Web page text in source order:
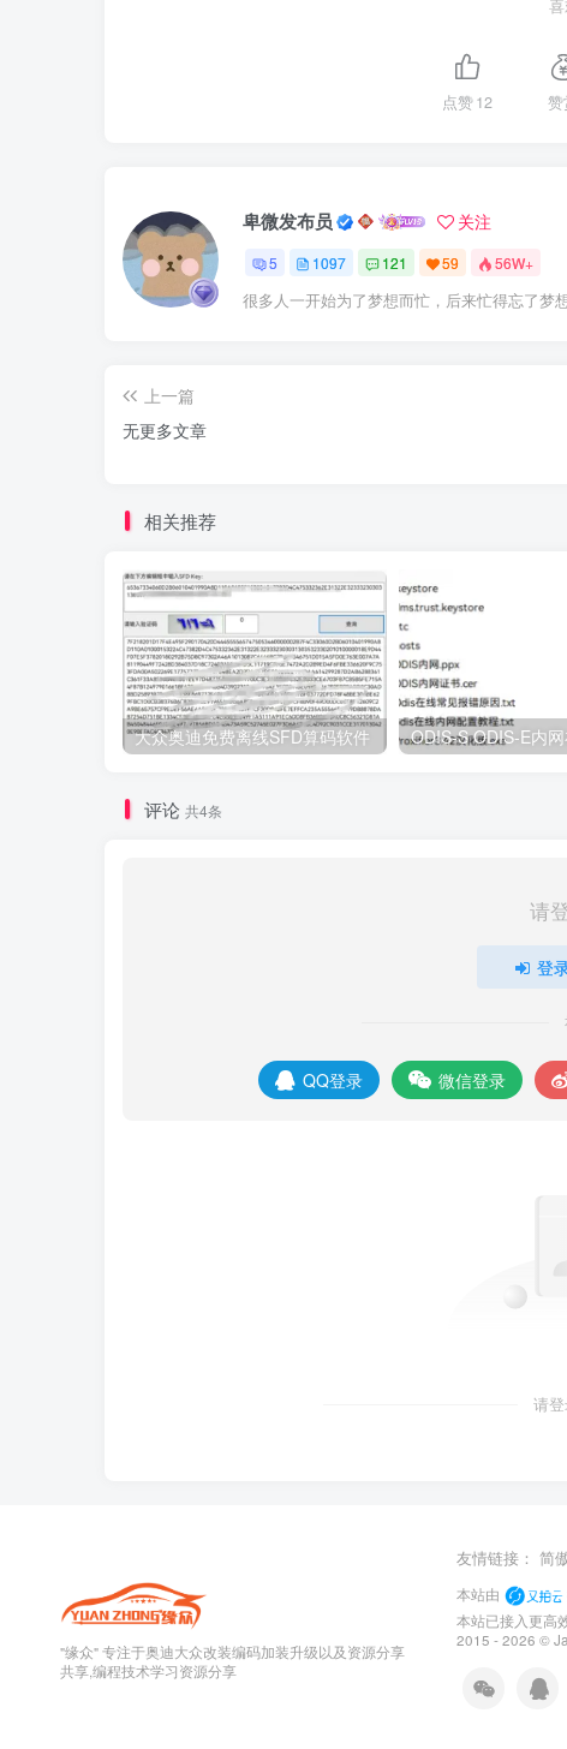
点赞12 赞
卑微发布员 关注
5 1097 121 59 56W+
很多人一开始为了梦想而忙，后来忙得忘了梦
上一篇
无更多文章
相关推荐
大众奥迪免费离线SFD算码软件
评论 共4条
请
登
QQ登录 微信登录
请
"缘众" 专注于奥迪大众改装编码加装升级以及资源分享
共享,编程技术学习资源分享
友情链接： 简
本站由
本站已接入更高
2015 - 2026 ©